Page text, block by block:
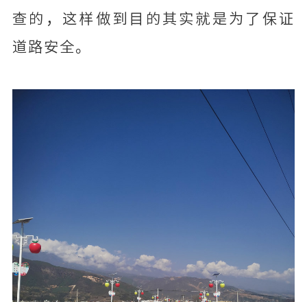
查的，这样做到目的其实就是为了保证
道路安全。